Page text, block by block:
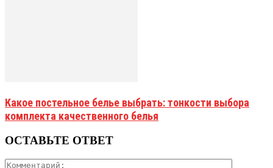
Какое постельное белье выбрать: тонкости выбора
комплекта качественного белья
ОСТАВЬТЕ ОТВЕТ